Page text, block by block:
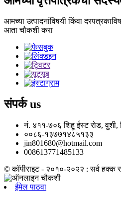
आमच्या उत्पादनांविषयी किंवा
आता चौकशी करा
संपर्कus
नं. ४११-७०६ शिहू ईस्ट रोड, वुशी,
००८६-१३७७१४८५१३३
jin801680@hotmail.com
008613771485133
© कॉपीराइट - २०१०-२०२२ : सर्व हक्क
ईमेल पाठवा